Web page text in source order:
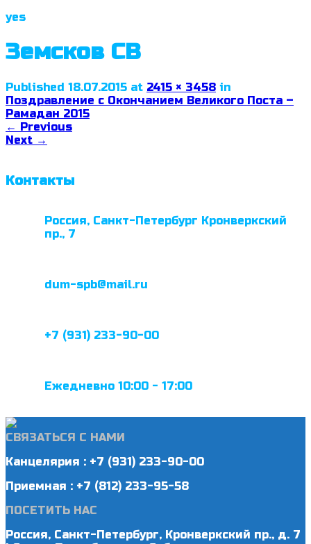
yes
Земсков СВ
Published 18.07.2015 at 2415 × 3458 in
Поздравление с Окончанием Великого Поста –
Рамадан 2015
← Previous
Next →
Контакты
Россия, Санкт-Петербург Кронверкский
пр., 7
dum-spb@mail.ru
+7 (931) 233-90-00
Ежедневно 10:00 - 17:00
СВЯЗАТЬСЯ С НАМИ
Канцелярия : +7 (931) 233-90-00
Приемная : +7 (812) 233-95-58
ПОСЕТИТЬ НАС
Россия, Санкт-Петербург, Кронверкский пр., д. 7